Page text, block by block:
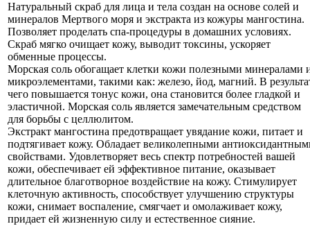
Натуральный скраб для лица и тела создан на основе солей и
минералов Мертвого моря и экстракта из кожуры мангостина.
Позволяет проделать спа-процедуры в домашних условиях.
Скраб мягко очищает кожу, выводит токсины, ускоряет
обменные процессы.
Морская соль обогащает клетки кожи полезными минералами
микроэлементами, такими как: железо, йод, магний. В
чего повышается тонус кожи, она становится более гладкой и
эластичной. Морская соль является замечательным средством
для борьбы с целлюлитом.
Экстракт мангостина предотвращает увядание кожи, питает и
подтягивает кожу. Обладает великолепными
свойствами. Удовлетворяет весь спектр потребностей вашей
кожи, обеспечивает ей эффективное питание, оказывает
длительное благотворное воздействие на кожу. Стимулирует
клеточную активность, способствует улучшению структуры
кожи, снимает воспаление, смягчает и омолаживает кожу,
придает ей жизненную силу и естественное сияние.